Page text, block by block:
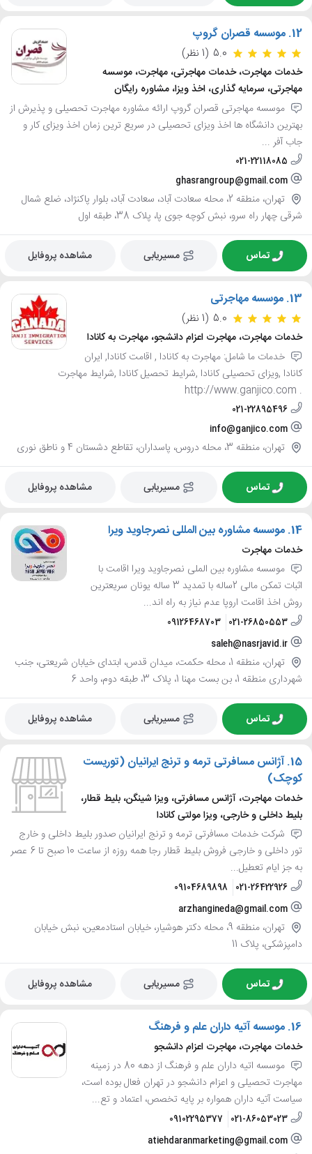
12. موسسه قصران گروپ
5.0 (1 نظر)
خدمات مهاجرت، خدمات مهاجرتی، مهاجرت، موسسه
مهاجرتی، سرمایه گذاری، اخذ ویزا، مشاوره رایگان
موسسه مهاجرتی قصران گروپ ارائه مشاوره مهاجرت تحصیلی و پذیرش از
بهترین دانشگاه ها اخذ ویزای تحصیلی در سریع ترین زمان اخذ ویزای کار و
جاب آفر ...
021-22118085
ghasrangroup@gmail.com
تهران، منطقه 2، محله سعادت آباد، سعادت آباد، بلوار پاکنژاد، ضلع شمال
شرقی چهار راه سرو، نبش کوچه جوی پا، پلاک 38، طبقه اول
تماس مسیریابی مشاهده پروفایل
13. موسسه مهاجرتی
5.0 (1 نظر)
خدمات مهاجرت، مهاجرت اعزام دانشجو، مهاجرت به کانادا
خدمات ما شامل: مهاجرت به کانادا , اقامت کانادا, ایران
کانادا ,ویزای تحصیلی کانادا ,شرایط تحصیل کانادا ,شرایط مهاجرت
. http://www.ganjico.com
021-22895496
info@ganjico.com
تهران، منطقه 3، محله دروس، پاسداران، تقاطع دشستان 4 و ناطق نوری
تماس مسیریابی مشاهده پروفایل
14. موسسه مشاوره بین المللی نصرجاوید ویرا
خدمات مهاجرت
موسسه مشاوره بین الملی نصرجاوید ویرا اقامت با
اثبات تمکن مالی 2ساله با تمدید 3 ساله یونان سریعترین
روش اخذ اقامت اروپا عدم نیاز به راه اند...
021-26850553
09126468703
saleh@nasrjavid.ir
تهران، منطقه 1، محله حکمت، میدان قدس، ابتدای خیابان شریعتی، جنب
شهرداری منطقه 1، بن بست مهنا 1، پلاک 3، طبقه دوم، واحد 6
تماس مسیریابی مشاهده پروفایل
15. آژانس مسافرتی ترمه و ترنج ایرانیان (توریست
کوچک)
خدمات مهاجرت، آژانس مسافرتی، ویزا شینگن، بلیط قطار،
بلیط داخلی و خارجی، ویزا مولتی کانادا
شرکت خدمات مسافرتی ترمه و ترنج ایرانیان صدور بلیط داخلی و خارج
تور داخلی و خارجی فروش بلیط قطار رجا همه روزه از ساعت 10 صبح تا 6 عصر
به جز ایام تعطیل...
021-26422926
09104689898
arzhangineda@gmail.com
تهران، منطقه 9، محله دکتر هوشیار، خیابان استادمعین، نبش خیابان
دامپزشکی، پلاک 11
تماس مسیریابی مشاهده پروفایل
16. موسسه آتیه داران علم و فرهنگ
خدمات مهاجرت، مهاجرت اعزام دانشجو
موسسه اتیه داران علم و فرهنگ از دهه 80 در زمینه
مهاجرت تحصیلی و اعزام دانشجو در تهران فعال بوده است،
سیاست آتیه داران همواره بر پایه تخصص، اعتماد و تع...
021-86053023
09102295377
atiehdaranmarketing@gmail.com